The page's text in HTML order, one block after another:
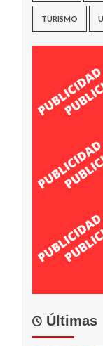
TURISMO
Últimas